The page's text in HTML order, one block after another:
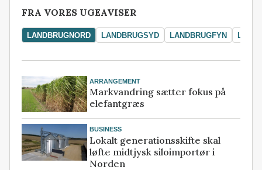
FRA VORES UGEAVISER
LANDBRUGNORD LANDBRUGSYD LANDBRUGFYN
ARRANGEMENT
Markvandring sætter fokus på
elefantgræs
BUSINESS
Lokalt generationsskifte skal
løfte midtjysk siloimportør i
Norden